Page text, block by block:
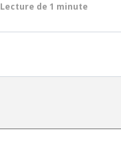
Lecture de 1 minute